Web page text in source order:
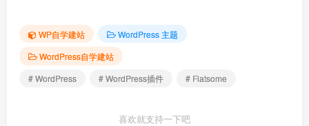
WP自学建站
WordPress 主题
WordPress自学建站
# WordPress
# WordPress插件 # Flatsome
喜欢就支持一下吧